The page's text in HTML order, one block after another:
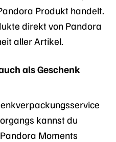
Produkt handelt.
direkt von Pandora
aller Artikel.
als Geschenk
kannst du
Moments